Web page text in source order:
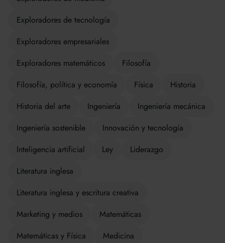
Exploradores de tecnología
Exploradores empresariales
Exploradores matemáticos
Filosofía
Filosofía, política y economía
Física
Historia
Historia del arte
Ingeniería
Ingeniería mecánica
Ingeniería sostenible
Innovación y tecnología
Inteligencia artificial
Ley
Liderazgo
Literatura inglesa
Literatura inglesa y escritura creativa
Marketing y medios
Matemáticas
Matemáticas y Física
Medicina